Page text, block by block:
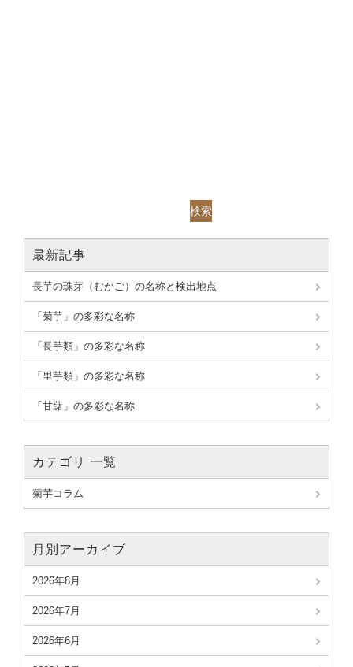
検索
最新記事
長芋の珠芽（むかご）の名称と検出地点
「菊芋」の多彩な名称
「長芋類」の多彩な名称
「里芋類」の多彩な名称
「甘藷」の多彩な名称
カテゴリ 一覧
菊芋コラム
月別アーカイブ
2026年8月
2026年7月
2026年6月